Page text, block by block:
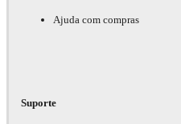
Ajuda com compras
Suporte